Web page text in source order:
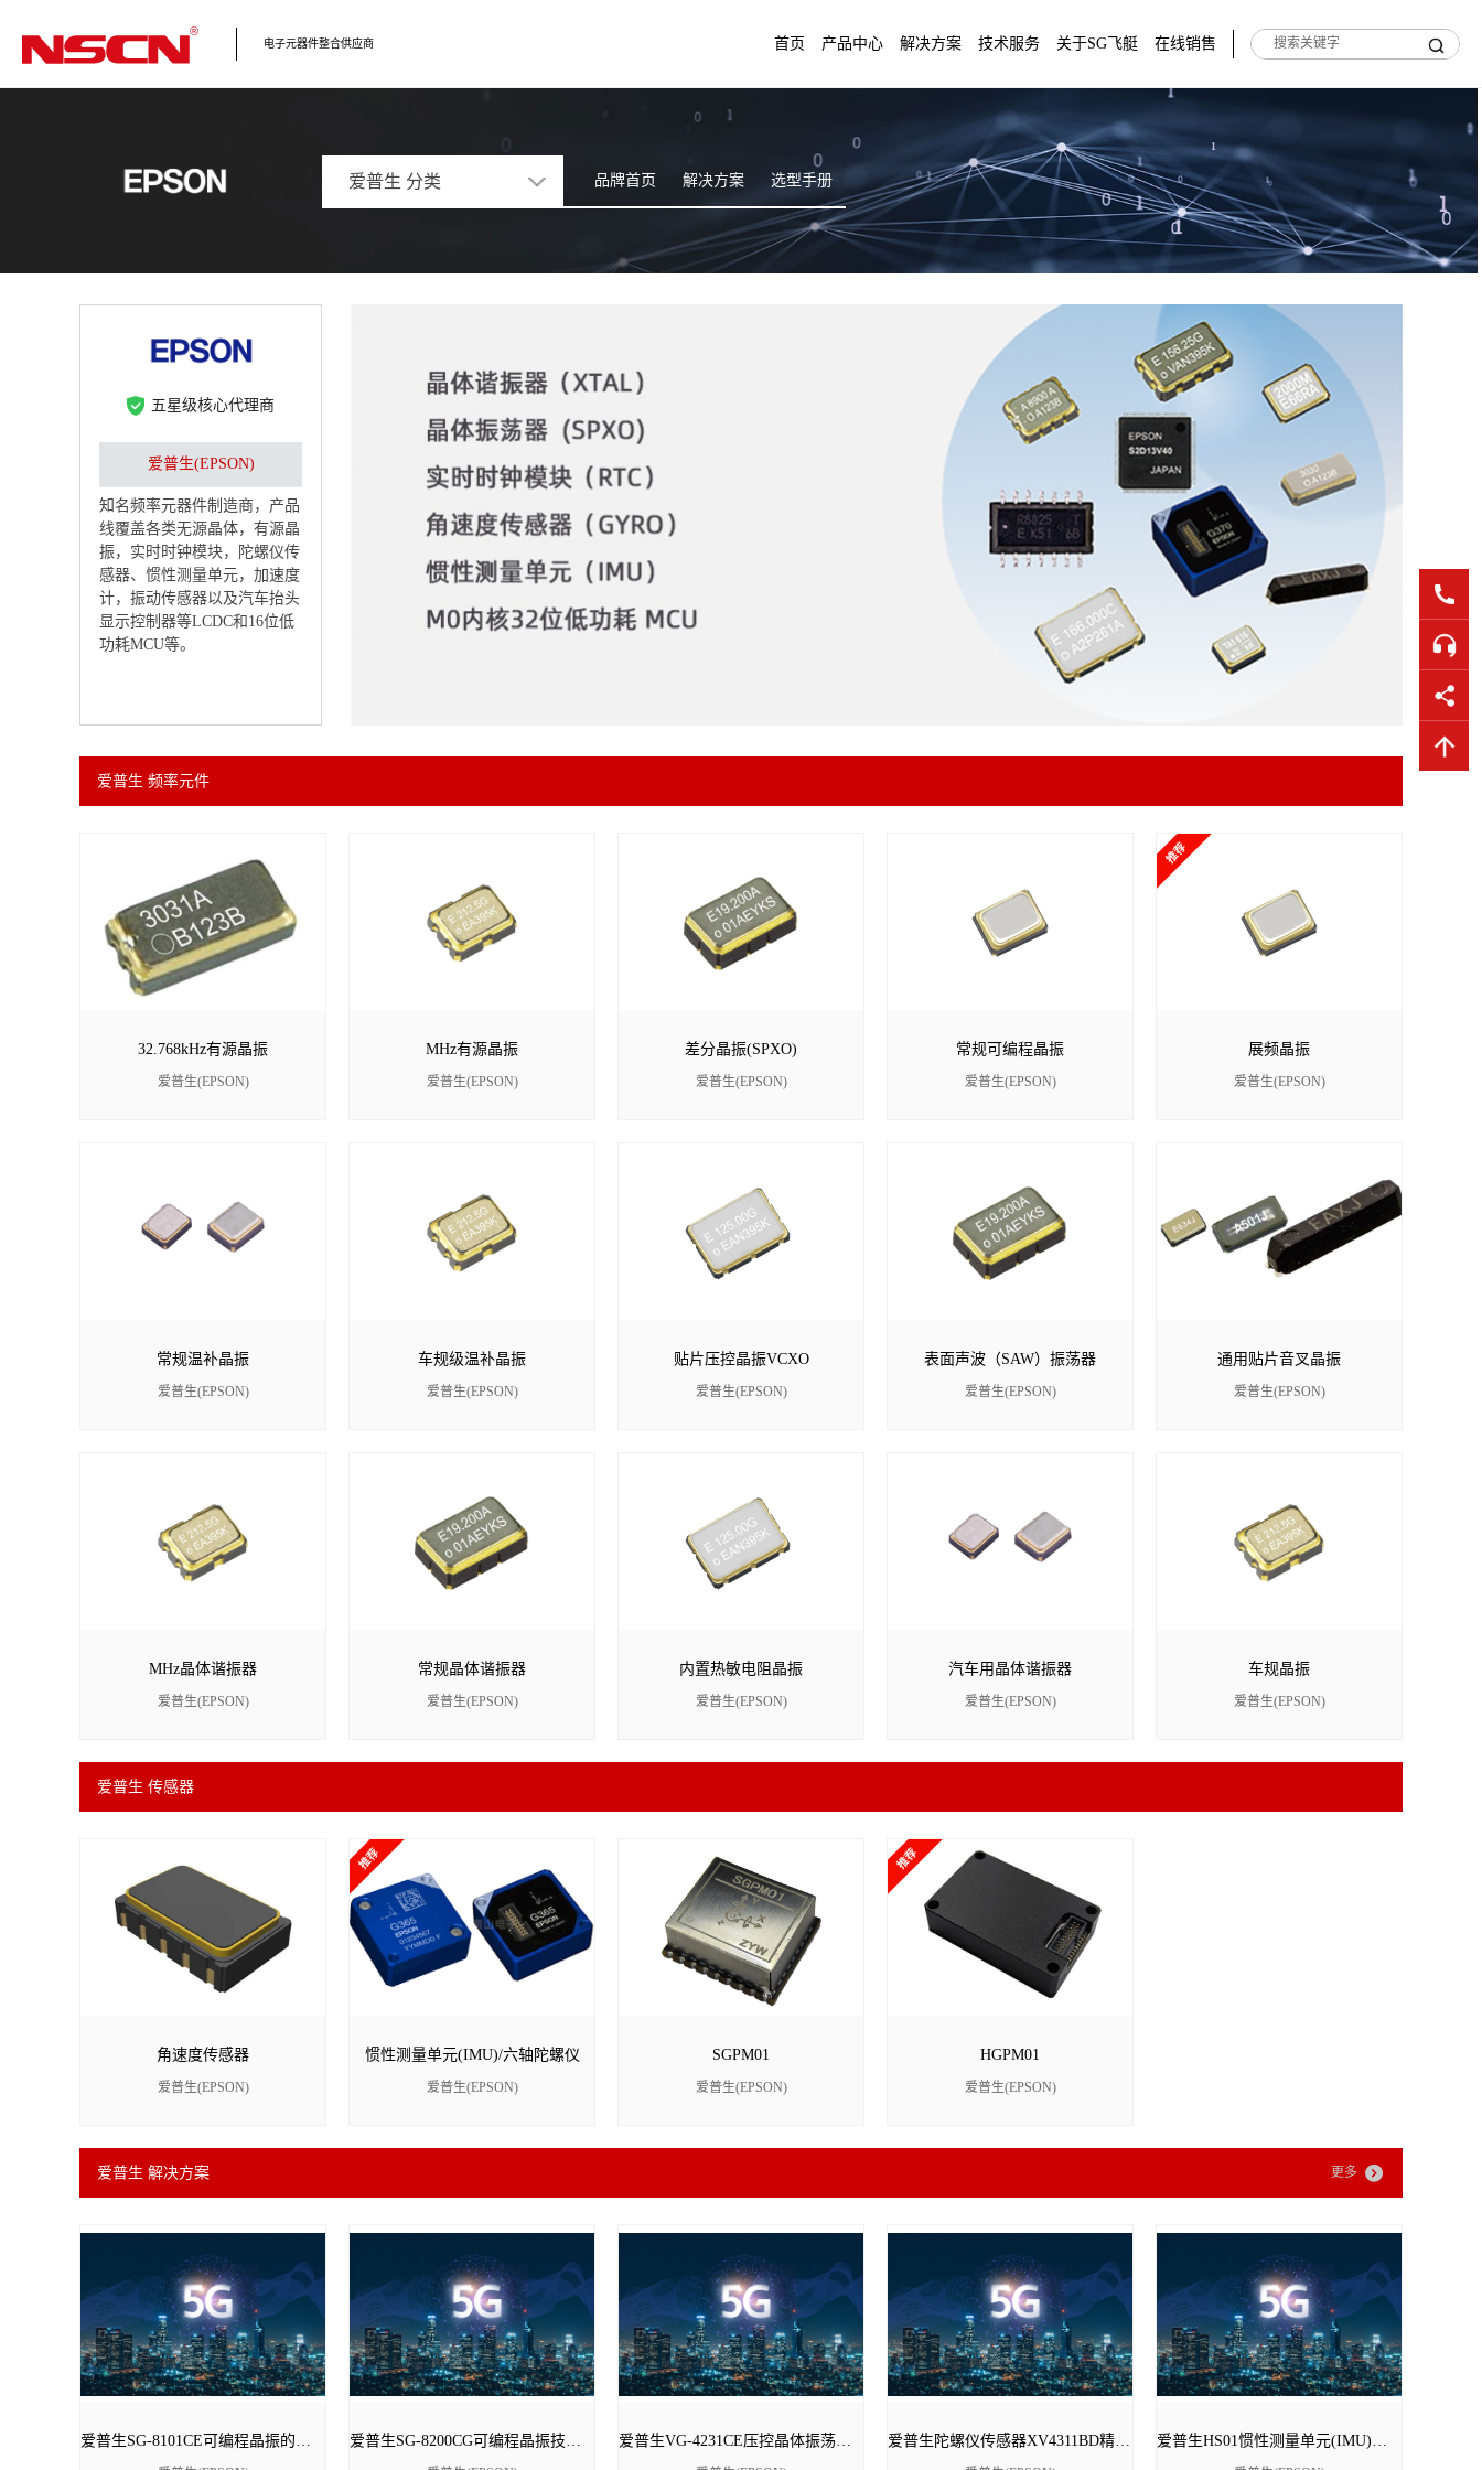
电子元器件整合供应商 首页 产品中心 解决方案 技术服务 关于SG飞艇 在线销售
爱普生 分类 品牌首页 解决方案 选型手册
五星级核心代理商
爱普生(EPSON)
知名频率元器件制造商，产品
线覆盖各类无源晶体，有源晶
振，实时时钟模块，陀螺仪传
感器、惯性测量单元，加速度
计，振动传感器以及汽车抬头
显示控制器等LCDC和16位低
功耗MCU等。
爱普生 频率元件
32.768kHz有源晶振
爱普生(EPSON)
MHz有源晶振
爱普生(EPSON)
差分晶振(SPXO)
爱普生(EPSON)
常规可编程晶振
爱普生(EPSON)
展频晶振
爱普生(EPSON)
常规温补晶振
爱普生(EPSON)
车规级温补晶振
爱普生(EPSON)
贴片压控晶振VCXO
爱普生(EPSON)
表面声波（SAW）振荡器
爱普生(EPSON)
通用贴片音叉晶振
爱普生(EPSON)
MHz晶体谐振器
爱普生(EPSON)
常规晶体谐振器
爱普生(EPSON)
内置热敏电阻晶振
爱普生(EPSON)
汽车用晶体谐振器
爱普生(EPSON)
车规晶振
爱普生(EPSON)
爱普生 传感器
角速度传感器
爱普生(EPSON)
惯性测量单元(IMU)/六轴陀螺仪
爱普生(EPSON)
SGPM01
爱普生(EPSON)
HGPM01
爱普生(EPSON)
爱普生 解决方案 更多
爱普生SG-8101CE可编程晶振的产品应用领域介绍 - Epson代理商 爱普生SG-8200CG可编程晶振技术特点/应用场景/优势分析 - Epson代理商 爱普生VG-4231CE压控晶体振荡器VG-4231CE 24.576M PSC-M/Q3614CE000023中文资料- EPSON晶振代理 爱普生陀螺仪传感器XV4311BD精准的单轴数字输出，满足高要求数据场景 爱普生HS01惯性测量单元(IMU)规格资料/样品申请/订货价格